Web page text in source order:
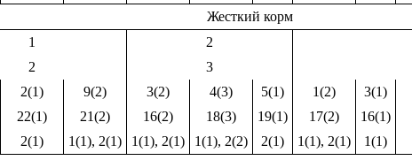
Жесткий корм
1 2
2 3
2(1) 9(2) 3(2) 4(3) 5(1) 1(2) 3(1)
22(1) 21(2) 16(2) 18(3) 19(1) 17(2) 16(1)
2(1) 1(1), 2(1) 1(1), 2(1) 1(1), 2(2) 2(1) 1(1), 2(1) 1(1)